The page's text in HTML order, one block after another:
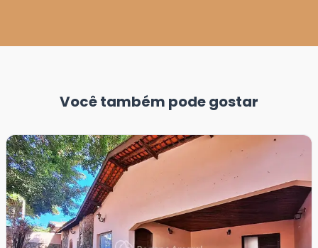
Você também pode gostar